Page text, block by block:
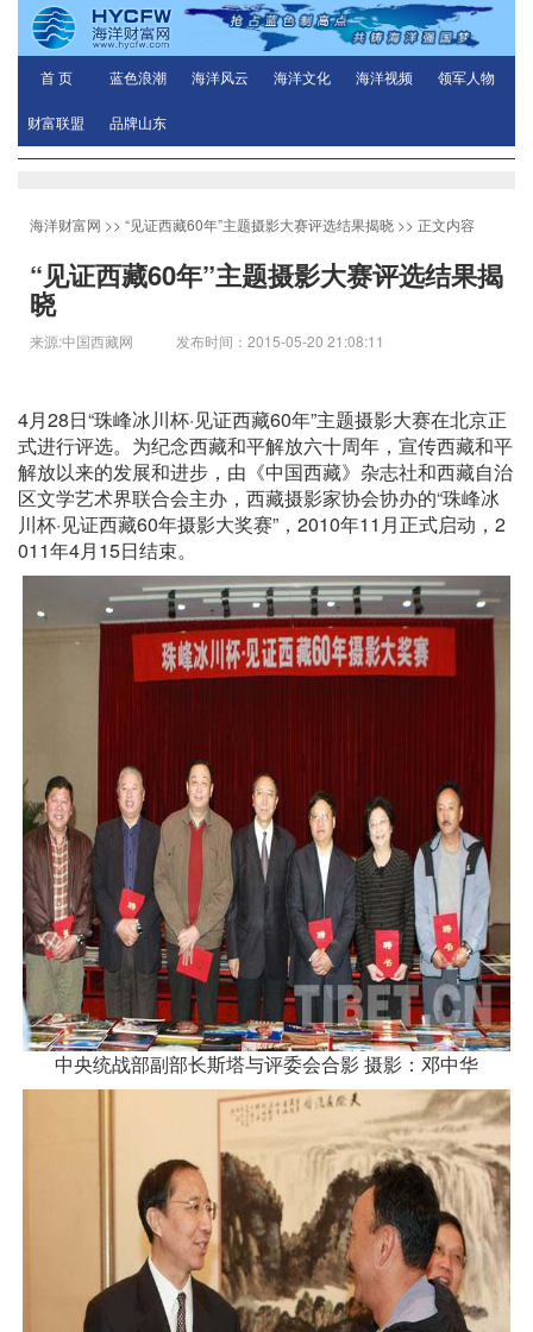
首 页 蓝色浪潮 海洋风云 海洋文化 海洋视频 领军人物
财富联盟 品牌山东
海洋财富网 >> “见证西藏60年”主题摄影大赛评选结果揭晓 >> 正文内容
“见证西藏60年”主题摄影大赛评选结果揭
晓
来源:中国西藏网 发布时间：2015-05-20 21:08:11
4月28日“珠峰冰川杯·见证西藏60年”主题摄影大赛在北京正
式进行评选。为纪念西藏和平解放六十周年，宣传西藏和平
解放以来的发展和进步，由《中国西藏》杂志社和西藏自治
区文学艺术界联合会主办，西藏摄影家协会协办的“珠峰冰
川杯·见证西藏60年摄影大奖赛”，2010年11月正式启动，2
011年4月15日结束。
中央统战部副部长斯塔与评委会合影 摄影：邓中华